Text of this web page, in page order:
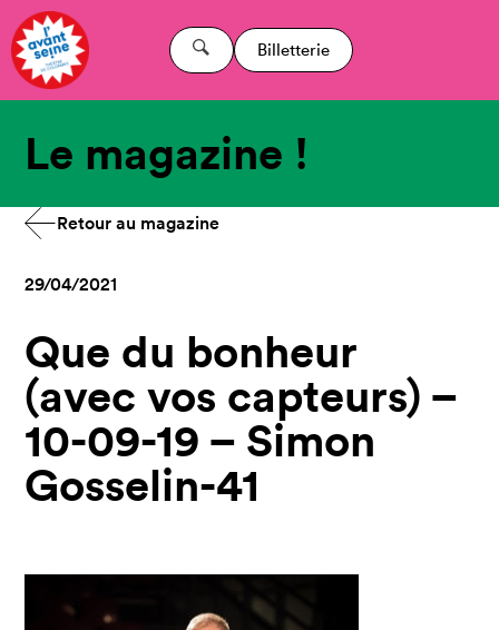
Billetterie
Le magazine !
Retour au magazine
29/04/2021
Que du bonheur
(avec vos capteurs) –
10-09-19 – Simon
Gosselin-41